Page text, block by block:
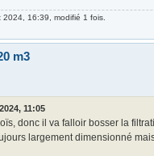
2024, 16:39, modifié 1 fois.
m3
11:05
donc il va falloir bosser la
largement dimensionné